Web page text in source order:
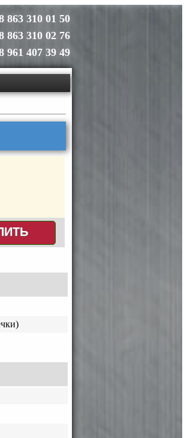
863 310 01 50
863 310 02 76
961 407 39 49